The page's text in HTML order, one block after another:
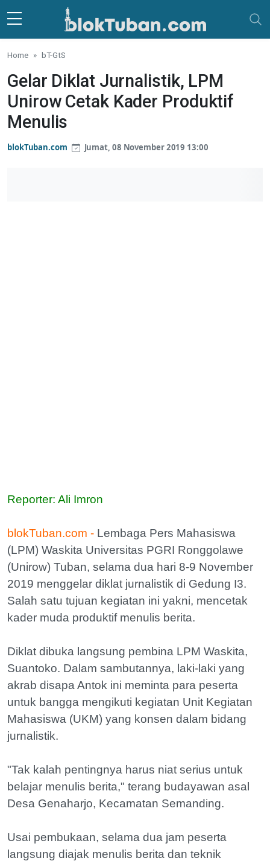
Skip to main content
Home bT-GtS
Gelar Diklat Jurnalistik, LPM
Unirow Cetak Kader Produktif
Menulis
blokTuban.com Jumat, 08 November 2019 13:00
Reporter: Ali Imron
blokTuban.com - Lembaga Pers Mahasiswa
(LPM) Waskita Universitas PGRI Ronggolawe
(Unirow) Tuban, selama dua hari 8-9 November
2019 menggelar diklat jurnalistik di Gedung I3.
Salah satu tujuan kegiatan ini yakni, mencetak
kader muda produktif menulis berita.
Diklat dibuka langsung pembina LPM Waskita,
Suantoko. Dalam sambutannya, laki-laki yang
akrab disapa Antok ini meminta para peserta
untuk bangga mengikuti kegiatan Unit Kegiatan
Mahasiswa (UKM) yang konsen dalam bidang
jurnalistik.
"Tak kalah pentingnya harus niat serius untuk
belajar menulis berita," terang budayawan asal
Desa Genaharjo, Kecamatan Semanding.
Usai pembukaan, selama dua jam peserta
langsung diajak menulis berita dan teknik